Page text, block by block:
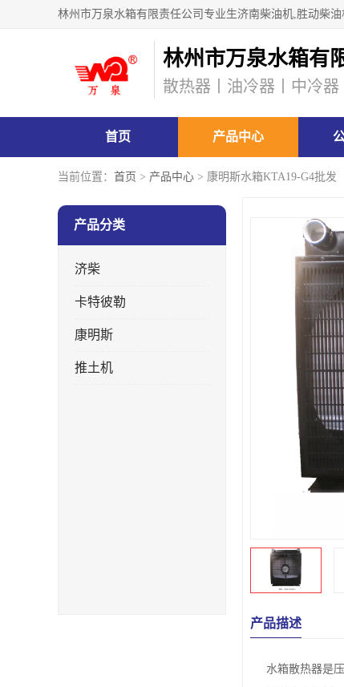
林州市万泉水箱有
散热器丨油冷器丨中冷器
首页 产品中心
当前位置： 首页 > 产品中心 > 康明斯水箱KTA19-G4批发
产品分类
济柴
卡特彼勒
康明斯
推土机
产品描述
水箱散热器是